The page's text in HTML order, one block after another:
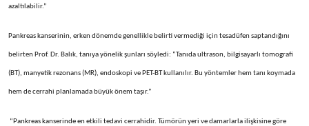
azaltılabilir.”
Pankreas kanserinin, erken dönemde genellikle belirti vermediği için tesadüfen saptandığını
belirten Prof. Dr. Balık, tanıya yönelik şunları söyledi: “Tanıda ultrason, bilgisayarlı tomografi
(BT), manyetik rezonans (MR), endoskopi ve PET-BT kullanılır. Bu yöntemler hem tanı koymada
hem de cerrahi planlamada büyük önem taşır.”
“Pankreas kanserinde en etkili tedavi cerrahidir. Tümörün yeri ve damarlarla ilişkisine göre